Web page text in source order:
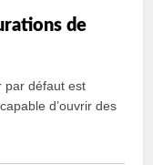
de
par défaut est
d’ouvrir des